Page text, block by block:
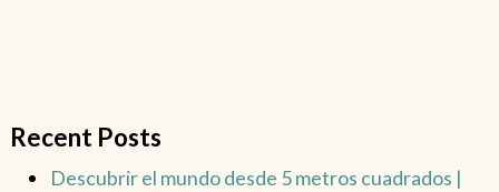
Recent Posts
Descubrir el mundo desde 5 metros cuadrados |